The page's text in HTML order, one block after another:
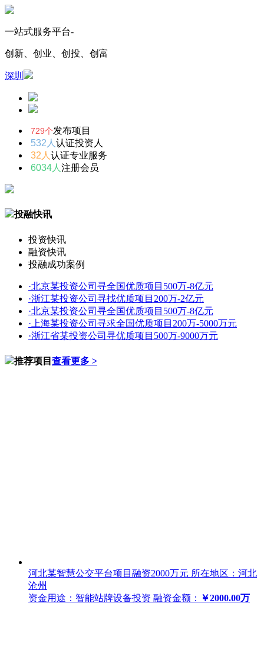
一站式服务平台-
创新、创业、创投、创富
深圳
729个发布项目
532人 认证投资人
32人 认证专业服务
6034人 注册会员
投融快讯
投资快讯
融资快讯
投融成功案例
·北京某投资公司寻全国优质项目500万-8亿元
·浙江某投资公司寻找优质项目200万-2亿元
·北京某投资公司寻全国优质项目500万-8亿元
· 上海某投资公司寻求全国优质项目200万-5000万元
·浙江省某投资公司寻优质项目500万-9000万元
推荐项目 查看更多 >
河北某智慧公交平台项目融资2000万元 所在地区：河北
沧州
资金用途：智能站牌设备投资 融资金额： ￥2000.00万